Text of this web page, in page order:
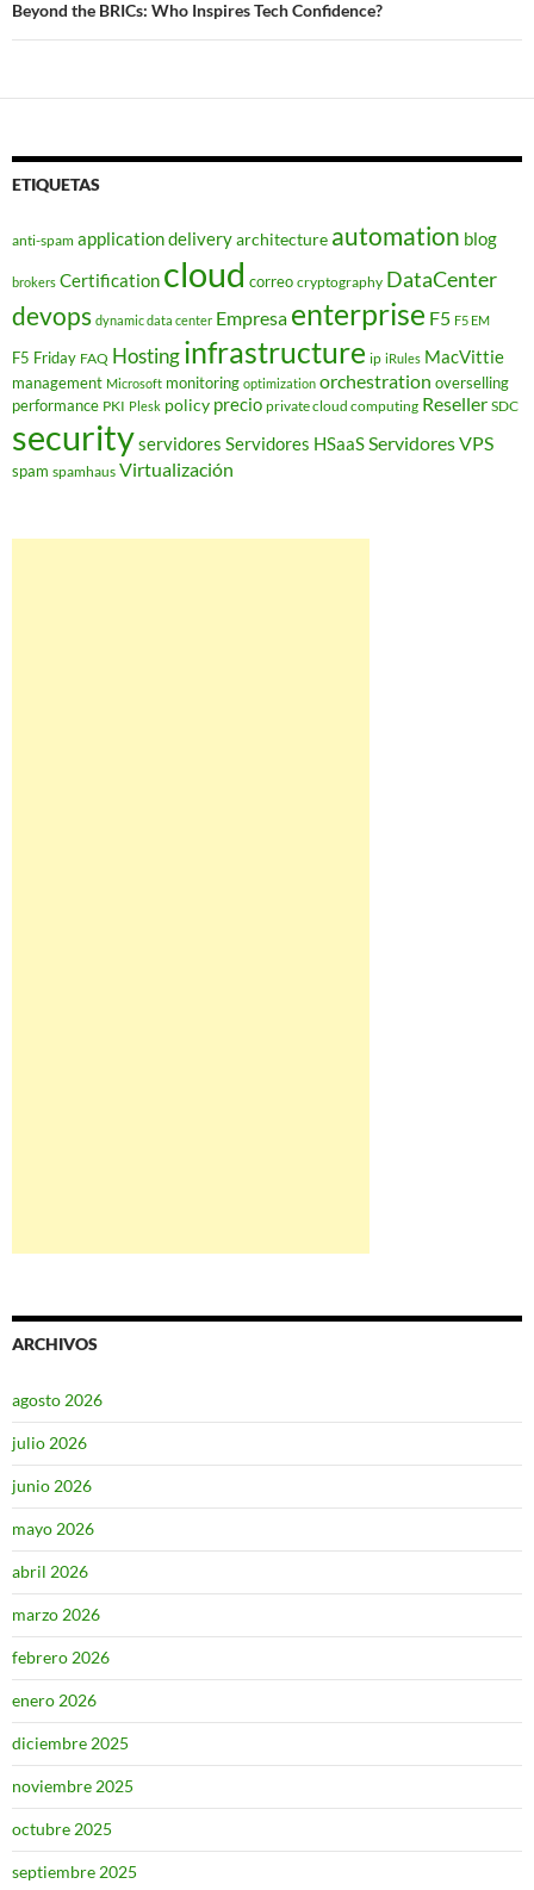
Beyond the BRICs: Who Inspires Tech Confidence?
ETIQUETAS
anti-spam application deliveryarchitecture automation blog
brokers Certification cloud correo cryptography DataCenter
devops dynamic data center Empresa enterprise F5 F5 EM
F5 Friday FAQ Hostinginfrastructure ip iRules MacVittie
management Microsoft monitoring optimization orchestration overselling
performance PKI Plesk policy precio private cloud computing Reseller SDC
securityservidores Servidores HSaaSServidores VPS
spam spamhaus Virtualización
ARCHIVOS
agosto 2026
julio 2026
junio 2026
mayo 2026
abril 2026
marzo 2026
febrero 2026
enero 2026
diciembre 2025
noviembre 2025
octubre 2025
septiembre 2025